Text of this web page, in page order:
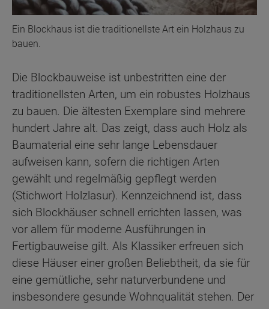
Ein Blockhaus ist die traditionellste Art ein Holzhaus zu
bauen.
Die Blockbauweise ist unbestritten eine der
traditionellsten Arten, um ein robustes Holzhaus
zu bauen. Die ältesten Exemplare sind mehrere
hundert Jahre alt. Das zeigt, dass auch Holz als
Baumaterial eine sehr lange Lebensdauer
aufweisen kann, sofern die richtigen Arten
gewählt und regelmäßig gepflegt werden
(Stichwort Holzlasur). Kennzeichnend ist, dass
sich Blockhäuser schnell errichten lassen, was
vor allem für moderne Ausführungen in
Fertigbauweise gilt. Als Klassiker erfreuen sich
diese Häuser einer großen Beliebtheit, da sie für
eine gemütliche, sehr naturverbundene und
insbesondere gesunde Wohnqualität stehen. Der